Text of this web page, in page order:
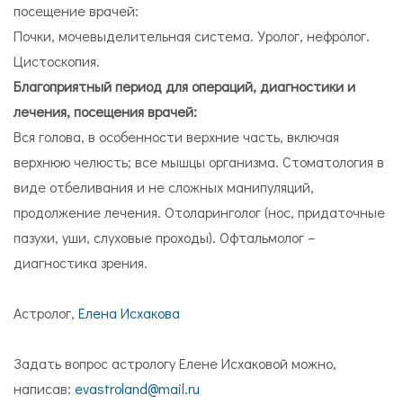
посещение врачей:
Почки, мочевыделительная система. Уролог, нефролог.
Цистоскопия.
Благоприятный период для операций, диагностики и
лечения, посещения врачей:
Вся голова, в особенности верхние часть, включая
верхнюю челюсть; все мышцы организма. Стоматология в
виде отбеливания и не сложных манипуляций,
продолжение лечения. Отоларинголог (нос, придаточные
пазухи, уши, слуховые проходы). Офтальмолог –
диагностика зрения.
Астролог, Елена Исхакова
Задать вопрос астрологу Елене Исхаковой можно,
написав: evastroland@mail.ru